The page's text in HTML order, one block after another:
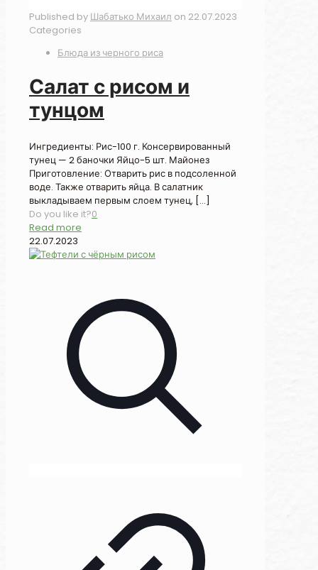
Published by Шабатько Михаил on 22.07.2023
Categories
Блюда из черного риса
Салат с рисом и
тунцом
Ингредиенты: Рис-100 г. Консервированный
тунец — 2 баночки Яйцо-5 шт. Майонез
Приготовление: Отварить рис в подсоленной
воде. Также отварить яйца. В салатник
выкладываем первым слоем тунец, […]
Do you like it?0
Read more
22.07.2023